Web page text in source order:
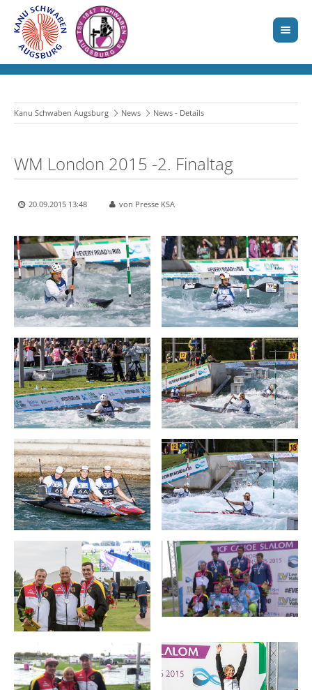
Kanu Schwaben Augsburg News News - Details
WM London 2015 -2. Finaltag
20.09.2015 13:48 von Presse KSA